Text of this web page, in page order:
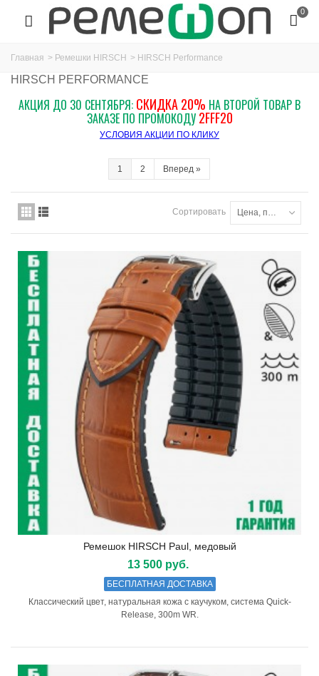
0
Главная > Ремешки HIRSCH > HIRSCH Performance
HIRSCH PERFORMANCE
АКЦИЯ ДО 30 СЕНТЯБРЯ: СКИДКА 20% НА ВТОРОЙ ТОВАР В
ЗАКАЗЕ ПО ПРОМОКОДУ 2FFF20
УСЛОВИЯ АКЦИИ ПО КЛИКУ
1 2 Вперед »
Сортировать Цена, по возрастанию
Ремешок HIRSCH Paul, медовый
13 500 руб.
БЕСПЛАТНАЯ ДОСТАВКА
Классический цвет, натуральная кожа с каучуком, система Quick-
Release, 300m WR.